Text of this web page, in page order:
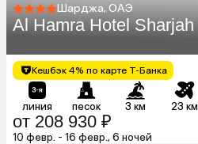
Шарджа, ОАЭ
Al Hamra Hotel Sharjah
Кешбэк 4% по карте Т-Банка
линия песок 3 км 23 км
от 208 930 ₽
10 февр. - 16 февр., 6 ночей